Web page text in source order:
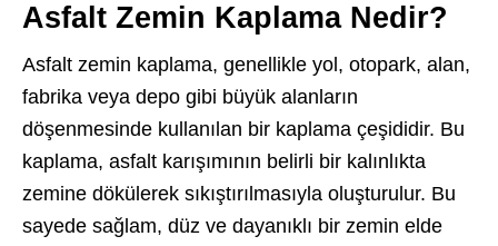
Asfalt Zemin Kaplama Nedir?
Asfalt zemin kaplama, genellikle yol, otopark, alan,
fabrika veya depo gibi büyük alanların
döşenmesinde kullanılan bir kaplama çeşididir. Bu
kaplama, asfalt karışımının belirli bir kalınlıkta
zemine dökülerek sıkıştırılmasıyla oluşturulur. Bu
sayede sağlam, düz ve dayanıklı bir zemin elde